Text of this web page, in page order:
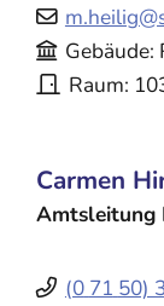
Gebäude
Raum
Carmen
Amtsleitung
(0 71 50) 3